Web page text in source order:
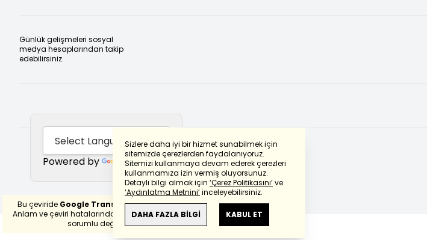
Sizlere daha iyi bir hizmet sunabilmek için
sitemizde çerezlerden faydalanıyoruz.
Sitemizi kullanmaya devam ederek çerezleri
kullanmamıza izin vermiş oluyorsunuz.
Detaylı bilgi almak için ‘Çerez Politikasını’ve
‘Aydınlatma Metnini’inceleyebilirsiniz.
DAHA FAZLA BİLGİ KABUL ET
Günlük gelişmeleri sosyal
medya hesaplarından takip
edebilirsiniz.
Powered by Translate
Bu çeviride Google Transletekullanılmıştır.
Anlam ve çeviri hatalarından
haberturk.com
sorumlu değildir.